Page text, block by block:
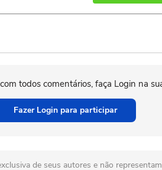
todos comentários, faça Login na
Fazer Login para participar
de seus autores e não